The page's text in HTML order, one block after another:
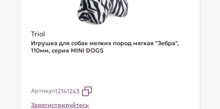
Triol
Игрушка для собак мелких пород мягкая "Зебра",
110мм, серия MINI DOGS
Артикул12141243
Зарегистрируйтесь